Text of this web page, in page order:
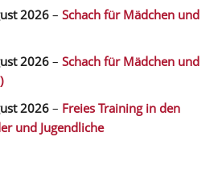
2026 – Schach für Mädchen und
2026 – Schach für Mädchen und
2026 – Freies Training in den
und Jugendliche